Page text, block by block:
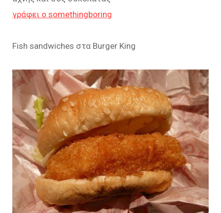
γράφει ο somethingboring
Fish sandwiches στα Burger King